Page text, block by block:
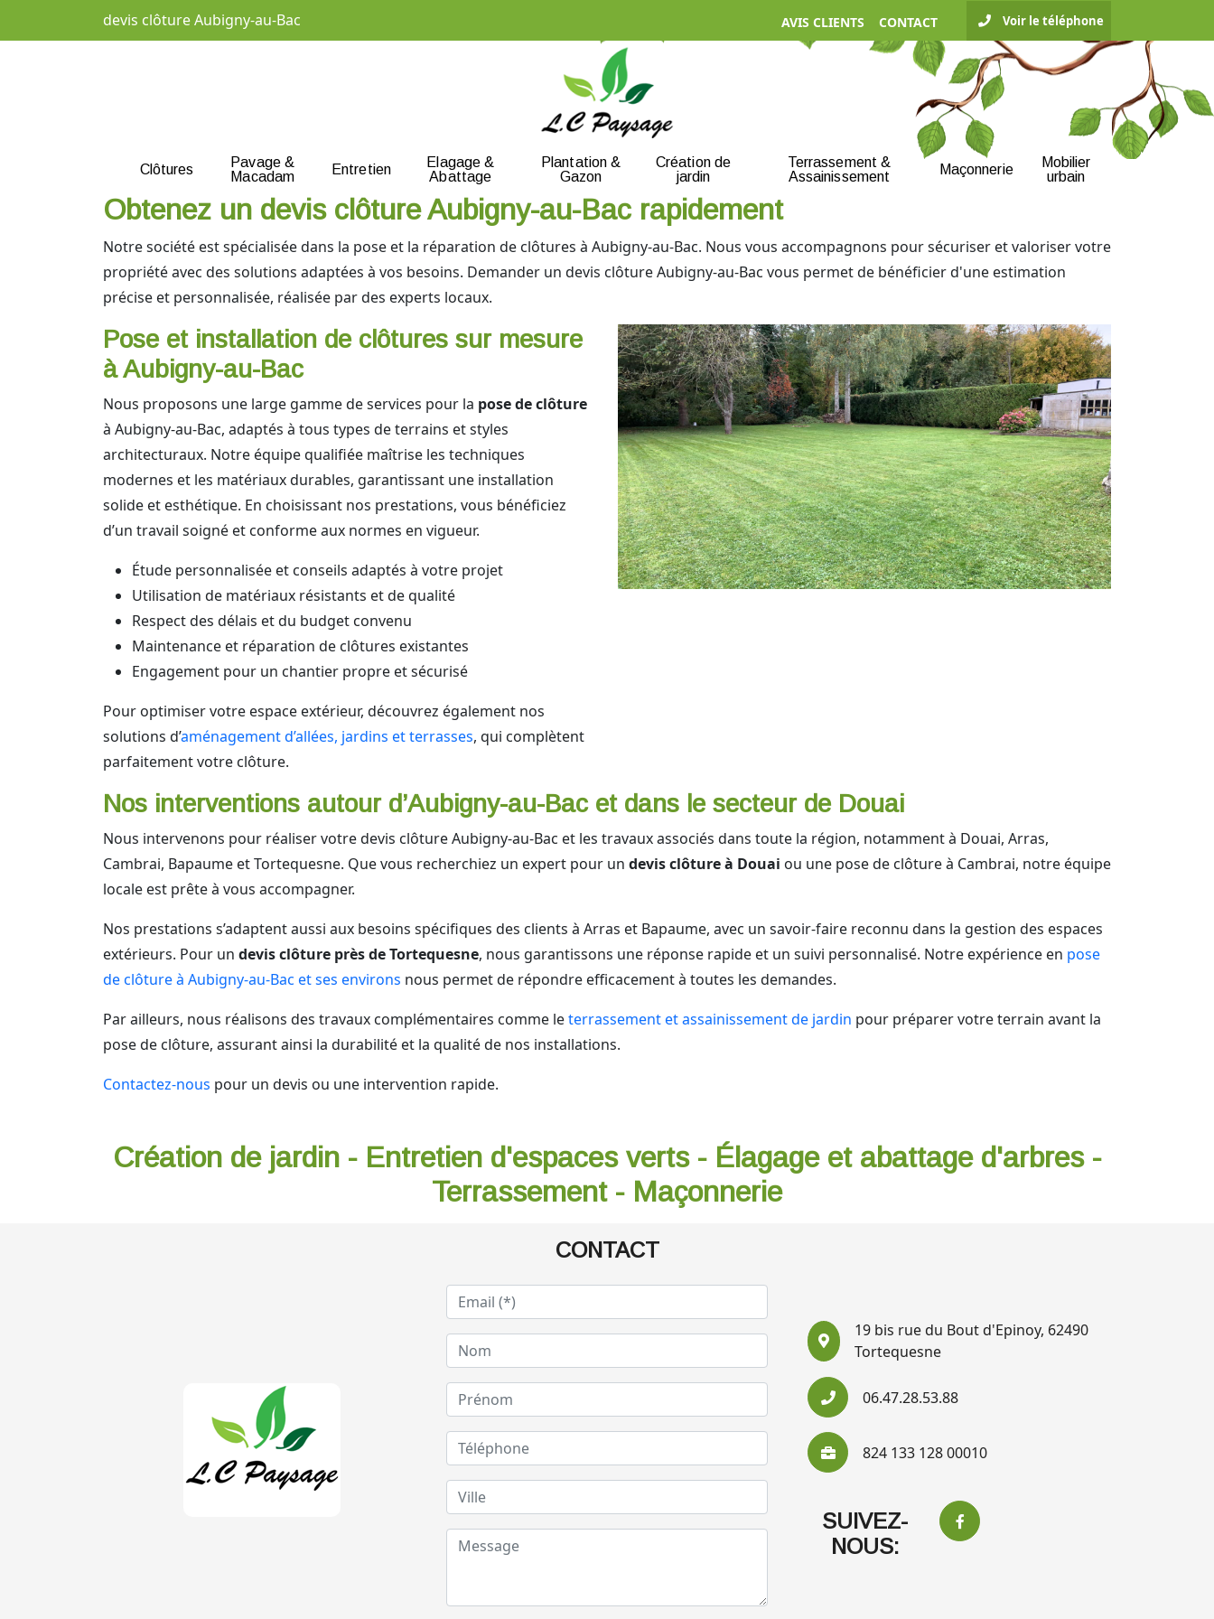
devis clôture Aubigny-au-Bac AVIS CLIENTS CONTACT Voir le téléphone
Clôtures
Pavage &
Macadam
Entretien
Elagage &
Abattage
Plantation &
Gazon
Création de
jardin
Terrassement &
Assainissement
Maçonnerie
Mobilier
urbain
Obtenez un devis clôture Aubigny-au-Bac rapidement
Notre société est spécialisée dans la pose et la réparation de clôtures à Aubigny-au-Bac. Nous vous accompagnons pour sécuriser et valoriser votre
propriété avec des solutions adaptées à vos besoins. Demander un devis clôture Aubigny-au-Bac vous permet de bénéficier d'une estimation
précise et personnalisée, réalisée par des experts locaux.
Pose et installation de clôtures sur mesure
à Aubigny-au-Bac
Nous proposons une large gamme de services pour la pose de clôture
à Aubigny-au-Bac, adaptés à tous types de terrains et styles
architecturaux. Notre équipe qualifiée maîtrise les techniques
modernes et les matériaux durables, garantissant une installation
solide et esthétique. En choisissant nos prestations, vous bénéficiez
d’un travail soigné et conforme aux normes en vigueur.
Étude personnalisée et conseils adaptés à votre projet
Utilisation de matériaux résistants et de qualité
Respect des délais et du budget convenu
Maintenance et réparation de clôtures existantes
Engagement pour un chantier propre et sécurisé
Pour optimiser votre espace extérieur, découvrez également nos
solutions d’aménagement d’allées, jardins et terrasses, qui complètent
parfaitement votre clôture.
Nos interventions autour d’Aubigny-au-Bac et dans le secteur de Douai
Nous intervenons pour réaliser votre devis clôture Aubigny-au-Bac et les travaux associés dans toute la région, notamment à Douai, Arras,
Cambrai, Bapaume et Tortequesne. Que vous recherchiez un expert pour un devis clôture à Douai ou une pose de clôture à Cambrai, notre équipe
locale est prête à vous accompagner.
Nos prestations s’adaptent aussi aux besoins spécifiques des clients à Arras et Bapaume, avec un savoir-faire reconnu dans la gestion des espaces
extérieurs. Pour un devis clôture près de Tortequesne, nous garantissons une réponse rapide et un suivi personnalisé. Notre expérience en pose
de clôture à Aubigny-au-Bac et ses environs nous permet de répondre efficacement à toutes les demandes.
Par ailleurs, nous réalisons des travaux complémentaires comme leterrassement et assainissement de jardin pour préparer votre terrain avant la
pose de clôture, assurant ainsi la durabilité et la qualité de nos installations.
Contactez-nous pour un devis ou une intervention rapide.
Création de jardin - Entretien d'espaces verts - Élagage et abattage d'arbres -
Terrassement - Maçonnerie
CONTACT
19 bis rue du Bout d'Epinoy, 62490
Tortequesne
06.47.28.53.88
824 133 128 00010
SUIVEZ-
NOUS: